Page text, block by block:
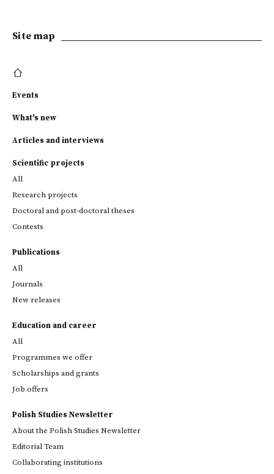
Site map
Events
What's new
Articles and interviews
Scientific projects
All
Research projects
Doctoral and post-doctoral theses
Contests
Publications
All
Journals
New releases
Education and career
All
Programmes we offer
Scholarships and grants
Job offers
Polish Studies Newsletter
About the Polish Studies Newsletter
Editorial Team
Collaborating institutions